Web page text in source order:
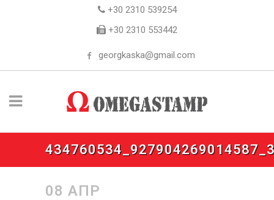
+30 2310 539254
+30 2310 553442
georgkaska@gmail.com
08 ΑΠΡ